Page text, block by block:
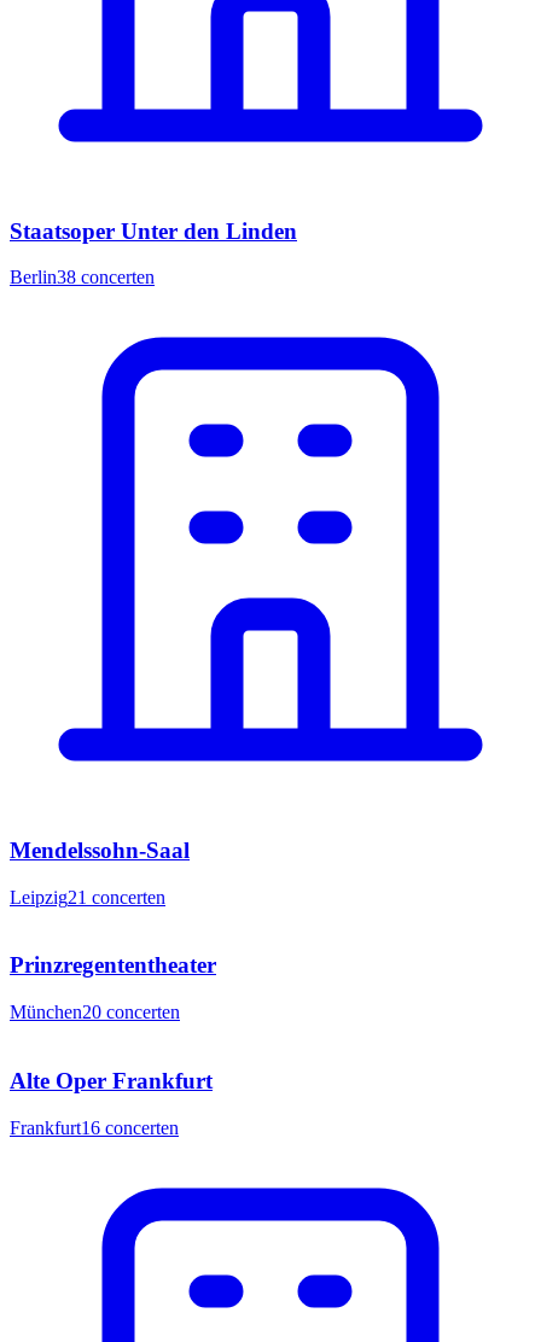
Staatsoper Unter den Linden
Berlin38 concerten
Mendelssohn-Saal
Leipzig21 concerten
Prinzregententheater
München20 concerten
Alte Oper Frankfurt
Frankfurt16 concerten